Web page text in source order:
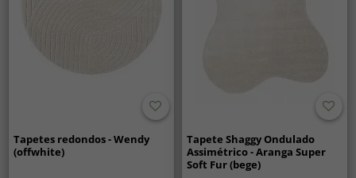
Tapetes redondos - Wendy
(offwhite)
Tapete Shaggy Ondulado
Assimétrico - Aranga Super
Soft Fur (bege)